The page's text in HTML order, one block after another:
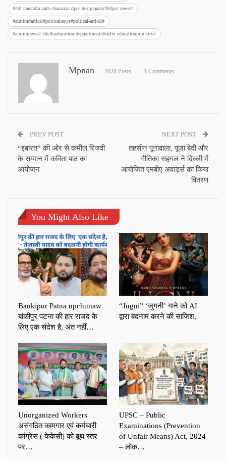
##dr narendra nath chairman dpcc desiplanary##dpcc news#
#aimim#artical#polticalnews#poltical-artical#
#aimimnews# #delhieducation depaortment##delhi educationministry#
Mpnan 2028 Posts 1 Comments
PREV POST
“इबारत” की ओर से कमील रिजवी
के सम्मान में कविता पाठ का
आयोजन
NEXT POST
तहसीन पूनावाला, पूजा बेदी और
गीतिका सहगल ने दिल्ली में
आयोजित एमबीए अवार्ड्स का किया
वितरण
You Might Also Like
Bankipur Patna upchunaw
बांकीपुर पटना की हार राजद के
लिए एक संदेश है, अंत नहीं…
“Jugni” ‘जुगनी’ गाने को AI
द्वारा बदनाम करने की साजिश,
Unorganized Workers
असंगठित कामगार एवं कर्मचारी
कांग्रेस ( केकेसी) को बूथ स्तर
पर…
UPSC – Public
Examinations (Prevention
of Unfair Means) Act, 2024
– लोक…